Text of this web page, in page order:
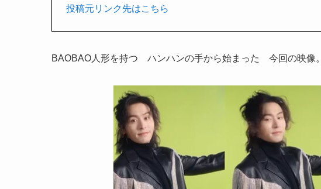
投稿元リンク先はこちら
BAOBAO人形を持つ ハンハンの手から始まった 今回の映像。